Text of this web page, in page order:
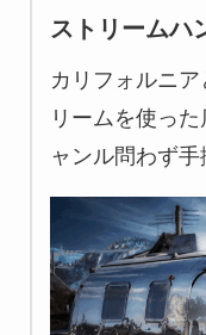
ストリームハ
カリフォルニ
リームを使っ
ャンル問わず手